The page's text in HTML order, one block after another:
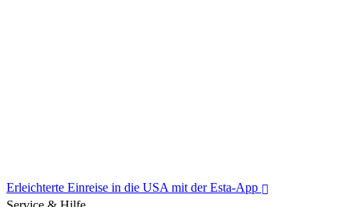
Erleichterte Einreise in die USA mit der Esta-App